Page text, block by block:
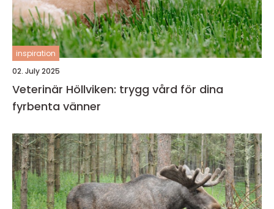
inspiration
02. July 2025
Veterinär Höllviken: trygg vård för dina
fyrbenta vänner